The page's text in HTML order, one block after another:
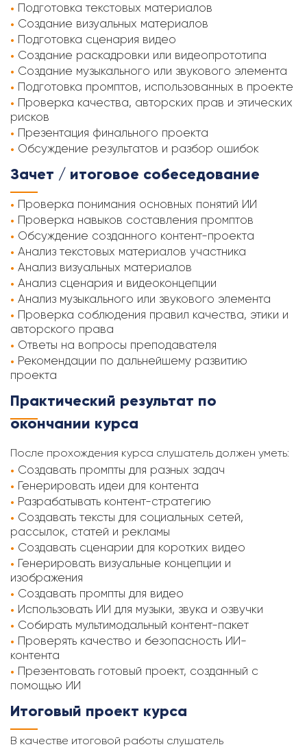
Подготовка текстовых материалов
Создание визуальных материалов
Подготовка сценария видео
Создание раскадровки или видеопрототипа
Создание музыкального или звукового элемента
Подготовка промптов, использованных в проекте
Проверка качества, авторских прав и этических
рисков
Презентация финального проекта
Обсуждение результатов и разбор ошибок
Зачет / итоговое собеседование
Проверка понимания основных понятий ИИ
Проверка навыков составления промптов
Обсуждение созданного контент-проекта
Анализ текстовых материалов участника
Анализ визуальных материалов
Анализ сценария и видеоконцепции
Анализ музыкального или звукового элемента
Проверка соблюдения правил качества, этики и
авторского права
Ответы на вопросы преподавателя
Рекомендации по дальнейшему развитию
проекта
Практический результат по
окончании курса
После прохождения курса слушатель должен уметь:
Создавать промпты для разных задач
Генерировать идеи для контента
Разрабатывать контент-стратегию
Создавать тексты для социальных сетей,
рассылок, статей и рекламы
Создавать сценарии для коротких видео
Генерировать визуальные концепции и
изображения
Создавать промпты для видео
Использовать ИИ для музыки, звука и озвучки
Собирать мультимодальный контент-пакет
Проверять качество и безопасность ИИ-
контента
Презентовать готовый проект, созданный с
помощью ИИ
Итоговый проект курса
В качестве итоговой работы слушатель